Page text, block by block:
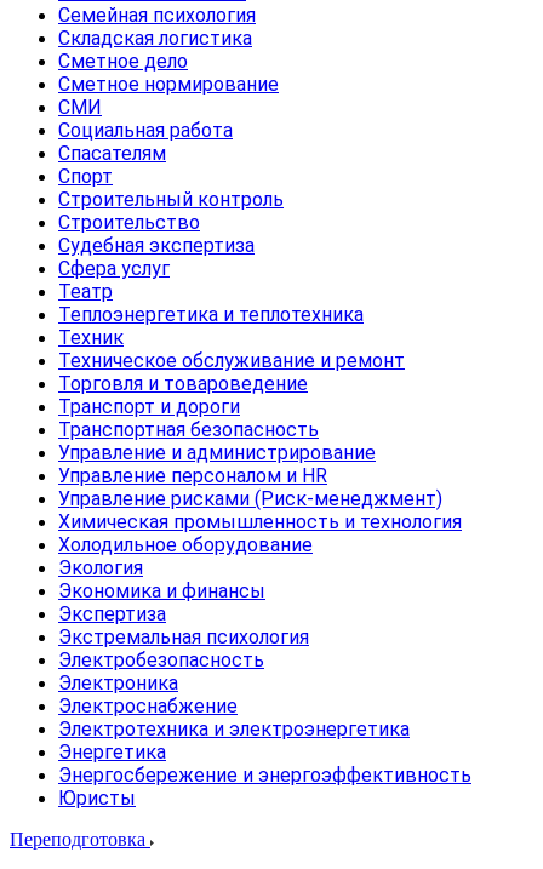
Семейная психология
Складская логистика
Сметное дело
Сметное нормирование
СМИ
Социальная работа
Спасателям
Спорт
Строительный контроль
Строительство
Судебная экспертиза
Сфера услуг
Театр
Теплоэнергетика и теплотехника
Техник
Техническое обслуживание и ремонт
Торговля и товароведение
Транспорт и дороги
Транспортная безопасность
Управление и администрирование
Управление персоналом и HR
Управление рисками (Риск-менеджмент)
Химическая промышленность и технология
Холодильное оборудование
Экология
Экономика и финансы
Экспертиза
Экстремальная психология
Электробезопасность
Электроника
Электроснабжение
Электротехника и электроэнергетика
Энергетика
Энергосбережение и энергоэффективность
Юристы
Переподготовка